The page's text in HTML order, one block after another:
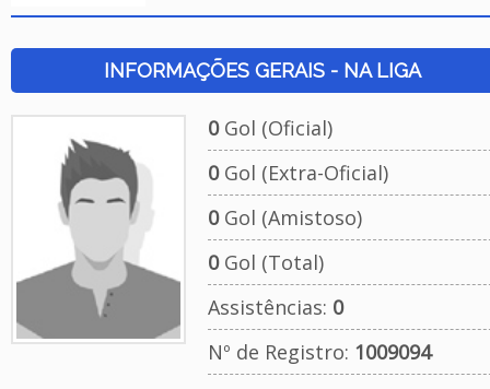
INFORMAÇÕES GERAIS - NA LIGA
0Gol (Oficial)
0Gol (Extra-Oficial)
0Gol (Amistoso)
0Gol (Total)
Assistências: 0
Nº de Registro: 1009094